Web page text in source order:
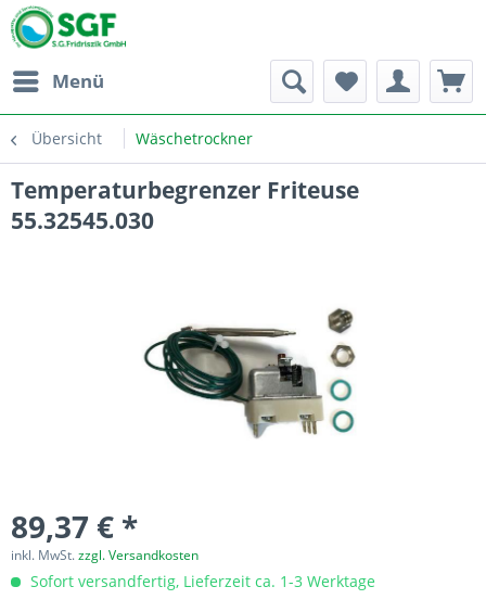
Menü
Übersicht Wäschetrockner
Temperaturbegrenzer Friteuse
55.32545.030
89,37 € *
inkl. MwSt.zzgl. Versandkosten
Sofort versandfertig, Lieferzeit ca. 1-3 Werktage